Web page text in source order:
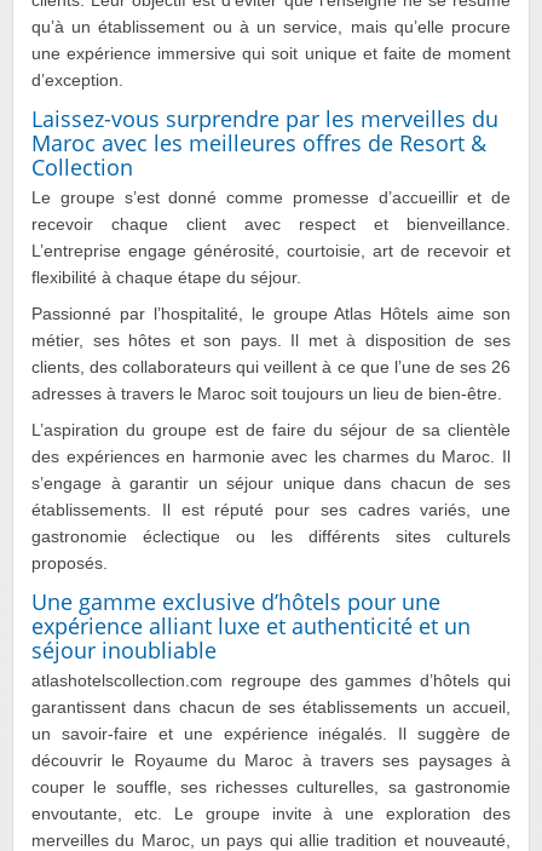
qu’à un établissement ou à un service, mais qu’elle procure
une expérience immersive qui soit unique et faite de moment
d’exception.
Laissez-vous surprendre par les merveilles du
Maroc avec les meilleures offres de Resort &
Collection
Le groupe s’est donné comme promesse d’accueillir et de
recevoir chaque client avec respect et bienveillance.
L’entreprise engage générosité, courtoisie, art de recevoir et
flexibilité à chaque étape du séjour.
Passionné par l’hospitalité, le groupe Atlas Hôtels aime son
métier, ses hôtes et son pays. Il met à disposition de ses
clients, des collaborateurs qui veillent à ce que l’une de ses 26
adresses à travers le Maroc soit toujours un lieu de bien-être.
L’aspiration du groupe est de faire du séjour de sa clientèle
des expériences en harmonie avec les charmes du Maroc. Il
s’engage à garantir un séjour unique dans chacun de ses
établissements. Il est réputé pour ses cadres variés, une
gastronomie éclectique ou les différents sites culturels
proposés.
Une gamme exclusive d’hôtels pour une
expérience alliant luxe et authenticité et un
séjour inoubliable
atlashotelscollection.com regroupe des gammes d’hôtels qui
garantissent dans chacun de ses établissements un accueil,
un savoir-faire et une expérience inégalés. Il suggère de
découvrir le Royaume du Maroc à travers ses paysages à
couper le souffle, ses richesses culturelles, sa gastronomie
envoutante, etc. Le groupe invite à une exploration des
merveilles du Maroc, un pays qui allie tradition et nouveauté,